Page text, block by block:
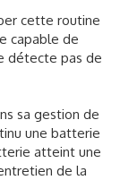
cette routine
capable de
détecte pas de
sa gestion de
une batterie
atteint une
de la